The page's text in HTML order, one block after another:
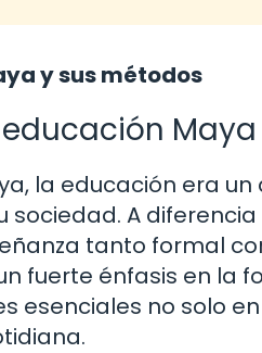
y sus métodos
Maya
la educación era
sociedad. A
tanto formal
fuerte énfasis en la
esenciales no solo